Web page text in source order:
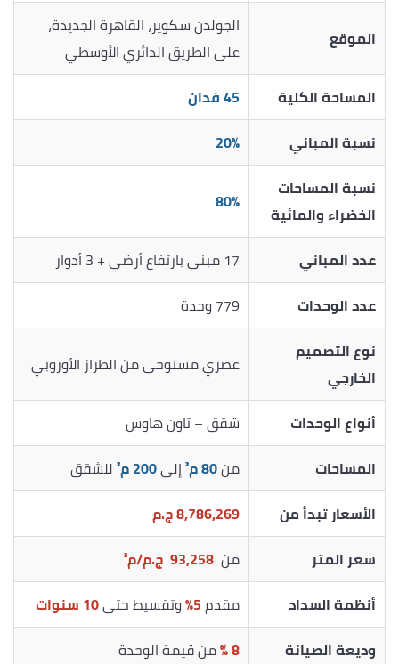
الموقع
الجولدن سكوير، القاهرة الجديدة،
على الطريق الدائري الأوسطي
المساحة الكلية
45 فدان
نسبة المباني
20%
نسبة المساحات
الخضراء والمائية
80%
عدد المباني
17 مبنى بارتفاع أرضي + 3 أدوار
عدد الوحدات
779 وحدة
نوع التصميم
الخارجي
عصري مستوحى من الطراز الأوروبي
أنواع الوحدات
شقق – تاون هاوس
المساحات
من80 م² إلى200 م²
للشقق
الأسعار تبدأ من
8,786,269 ج.م
سعر المتر
من 93,258 ج.م/م²
أنظمة السداد
مقدم5% وتقسيط حتى10 سنوات
وديعة الصيانة
8 % من قيمة الوحدة